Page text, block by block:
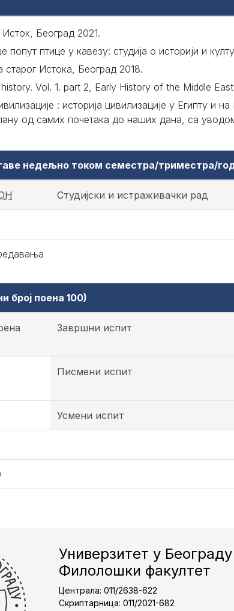
Београд 2021.
птице у кавезу: студија о историји и
Истока, Београд 2018.
Vol. 1. part 2, Early History of the Middle
: историја цивилизације у Египту и
од самих почетака до наших дана, са
недељно током семестра/триместра/
Студијски и истраживачки рад
број поена 100)
Завршни испит
Писмени испит
Усмени испит
Универзитет у Београду
Филолошки факултет
Централа: 011/2638-622
Скриптарница: 011/2021-682